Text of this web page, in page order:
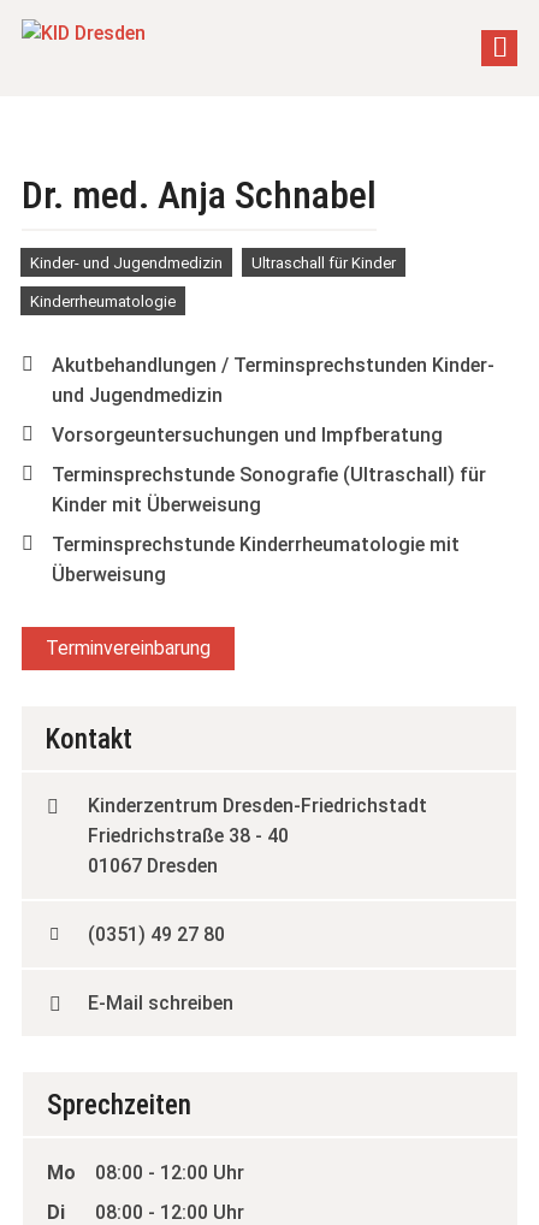
Kontakt
Kinderzentrum Dresden‑Friedrichstadt
Friedrichstraße 38 - 40
01067 Dresden
(0351) 49 27 80
E-Mail schreiben
Sprechzeiten
Mo
08:00 - 12:00 Uhr
Di
08:00 - 12:00 Uhr
Dr. med. Anja Schnabel
Kinder- und Jugendmedizin Ultraschall für Kinder
Kinderrheumatologie
Akutbehandlungen / Terminsprechstunden Kinder-
und Jugendmedizin
Vorsorgeuntersuchungen und Impfberatung
Terminsprechstunde Sonografie (Ultraschall) für
Kinder mit Überweisung
Terminsprechstunde Kinderrheumatologie mit
Überweisung
Terminvereinbarung